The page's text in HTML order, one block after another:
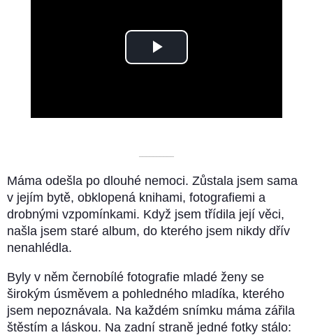
Play
––––––––––
Máma odešla po dlouhé nemoci. Zůstala jsem sama
v jejím bytě, obklopená knihami, fotografiemi a
drobnými vzpomínkami. Když jsem třídila její věci,
našla jsem staré album, do kterého jsem nikdy dřív
nenahlédla.
Byly v něm černobílé fotografie mladé ženy se
širokým úsměvem a pohledného mladíka, kterého
jsem nepoznávala. Na každém snímku máma zářila
štěstím a láskou. Na zadní straně jedné fotky stálo: